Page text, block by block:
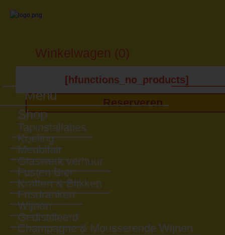
Winkelwagen (0)
[hfunctions_no_products]
Reserveren
Menu
Shop
Tapinstallaties
Koeling
Meubilair
Glaswerk verhuur
Fusten Bier
Kratten & Blikken
Frisdranken
Wijnen
Gedistilleerd
Champagne & Mousserende Wijnen